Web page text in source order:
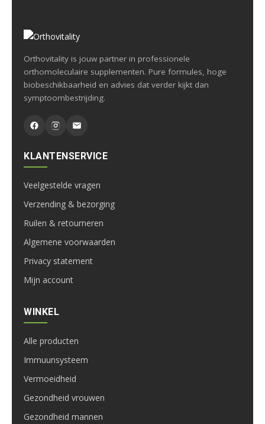
Orthovitality is jouw partner in professionele
orthomoleculaire supplementen. Pure formules, hoge
biobeschikbaarheid en advies dat verder kijkt dan
symptoombestrijding.
KLANTENSERVICE
Veelgestelde vragen
Verzending & bezorging
Ruilen & retourneren
Algemene voorwaarden
Privacy statement
Mijn account
WINKEL
Alle producten
Immuunsysteem
Vermoeidheid
Gezondheid vrouwen
Gezondheid mannen